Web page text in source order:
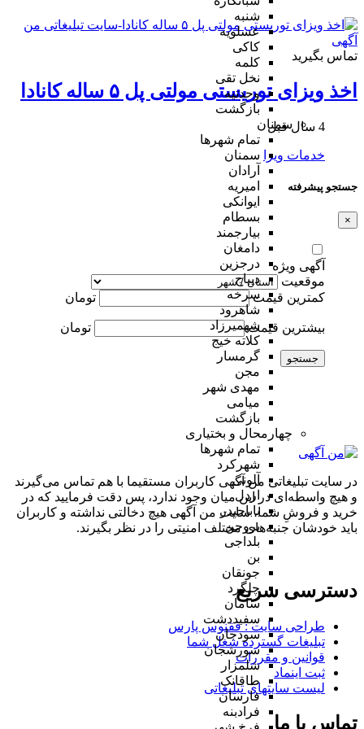
شنبه
عسلویه
کاکی
کلمه
نخل تقی
وحدتیه
بازگشت
سمنان
تمام شهر‌ها
سمنان
آرادان
امیریه
ایوانکی
بسطام
بیارجمند
دامغان
درجزین
دیباج
سرخه
شاهرود
شهمیرزاد
کلاته خیج
گرمسار
مجن
مهدی شهر
میامی
بازگشت
چهارمحال و بختیاری
تمام شهر‌ها
شهرکرد
آلونی
اردل
باباحیدر
بروجن
بلداجی
بن
جونقان
چلگرد
سامان
سفیددشت
سودجان
سورشجان
شلمزار
طاقانک
فارسان
فرادبنه
تماس بگیرید
اخذ ویزای توریستی مولتی پل ۵ ساله کانادا
4 سال قبل
خدمات ویزا
جستجو پیشرفته
×
آگهی ویژه
موقعیت
کمترین قیمت
تومان
بیشترین قیمت تومان
جستجو
در سایت تبلیغاتی من آگهی کاربران مستقیما با هم تماس می‌گیرند
و هیچ واسطه‌ای در این میان وجود ندارد، پس دقت فرمایید که در
خرید و فروشِ شما، سایت من آگهی هیچ دخالتی نداشته و کاربران
باید خودشان جنبه‌های مختلف امنیتی را در نظر بگیرند.
دسترسی سریع
طراحی سایت :‌ ققنوس پارس
تبلیغات گسترده شغل شما
قوانین و مقررات
ثبت اینماد
لیست سایتهای تبلیغاتی
تماس با ما